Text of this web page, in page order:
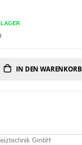
IN DEN WARENKORB
GmbH